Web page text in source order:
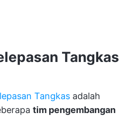
Tangkas
Tangkas adalah
tim pengembangan